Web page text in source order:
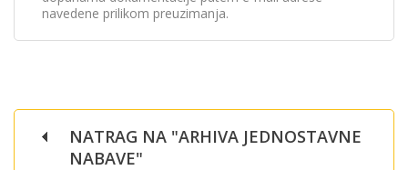
navedene prilikom preuzimanja.
NATRAG NA "ARHIVA JEDNOSTAVNE
NABAVE"